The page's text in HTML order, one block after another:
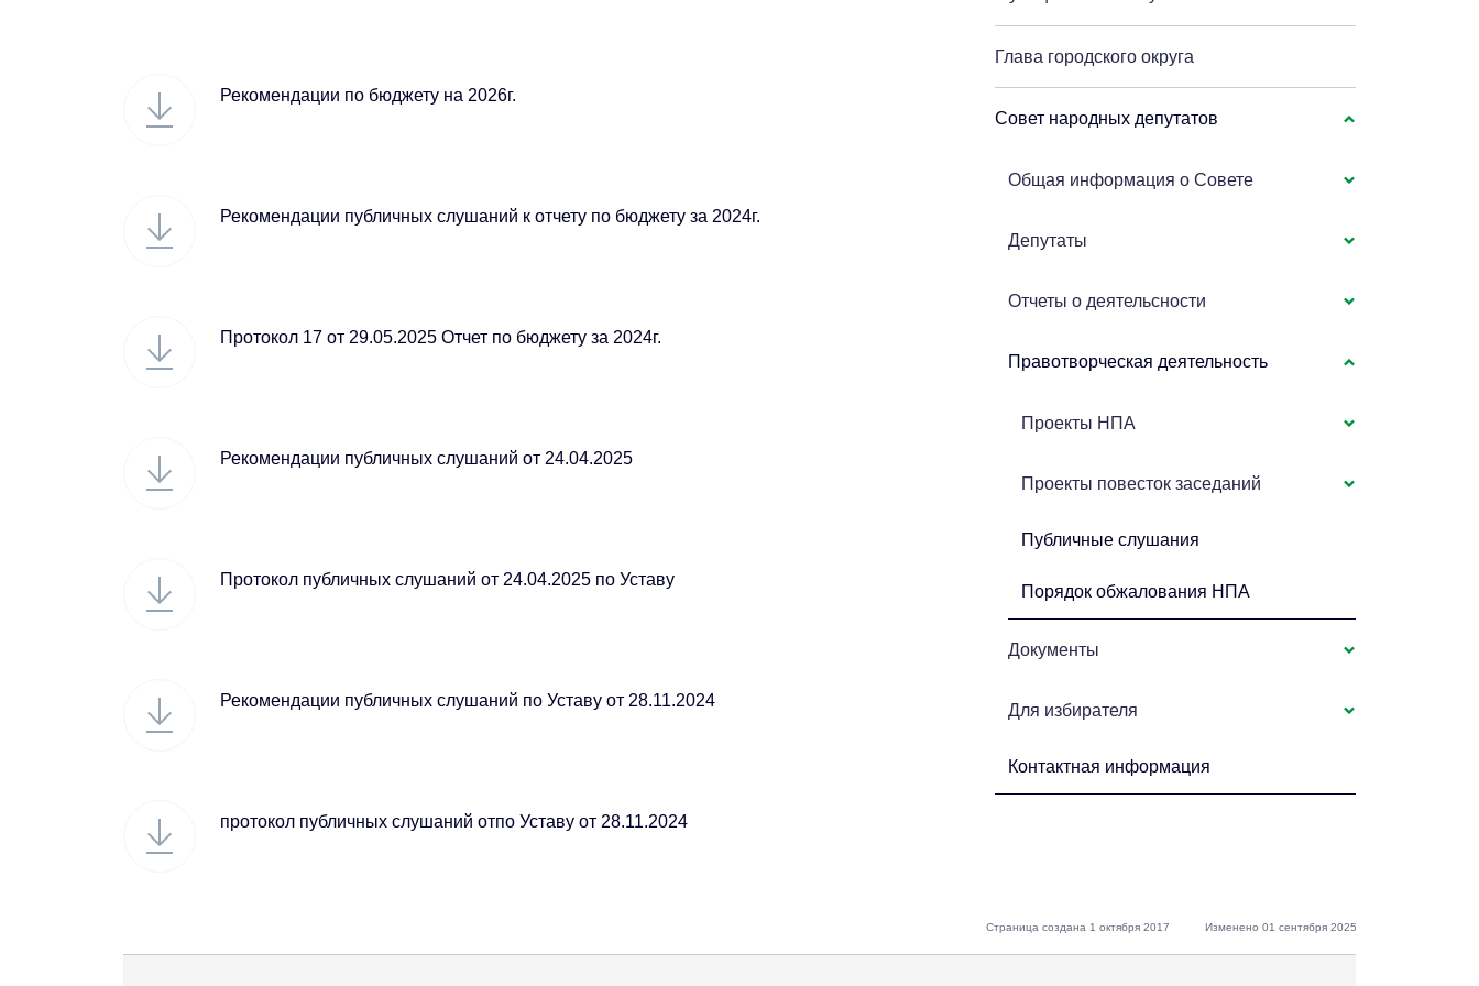
Рекомендации по бюджету на 2026г.
Рекомендации публичных слушаний к отчету по бюджету за 2024г.
Протокол 17 от 29.05.2025 Отчет по бюджету за 2024г.
Рекомендации публичных слушаний от 24.04.2025
Протокол публичных слушаний от 24.04.2025 по Уставу
Рекомендации публичных слушаний по Уставу от 28.11.2024
протокол публичных слушаний отпо Уставу от 28.11.2024
Глава городского округа
Совет народных депутатов
Общая информация о Совете
Депутаты
Отчеты о деятельсности
Правотворческая деятельность
Проекты НПА
Проекты повесток заседаний
Публичные слушания
Порядок обжалования НПА
Документы
Для избирателя
Контактная информация
Страница создана 1 октября 2017 Изменено 01 сентября 2025